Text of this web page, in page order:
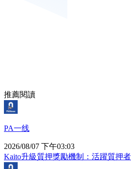
推薦閱讀
PA一线
2026/08/07 下午03:03
Kaito升級質押獎勵機制：活躍質押